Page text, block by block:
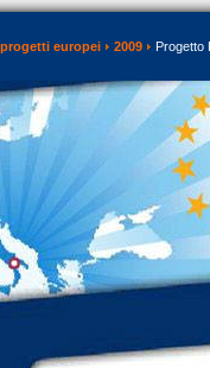
europei 2009 Progetto